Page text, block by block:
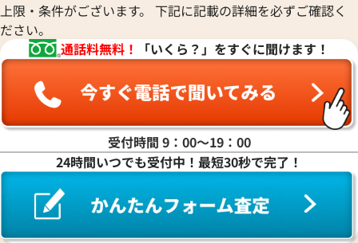
上限・条件がございます。 下記に記載の詳細を必ずご確認く
ださい。
通話料無料！
「いくら？」をすぐに聞けます！
受付時間 9：00〜19：00
24時間いつでも受付中！最短30秒で完了！